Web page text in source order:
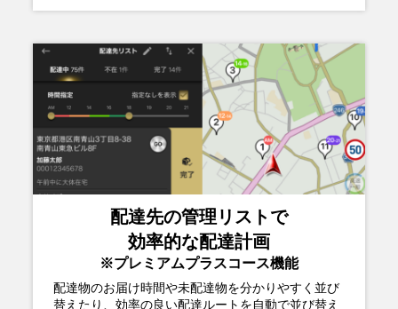
配達先の管理リストで
効率的な配達計画
※プレミアムプラスコース機能
配達物のお届け時間や未配達物を分かりやすく並び
替えたり、効率の良い配達ルートを自動で並び替え